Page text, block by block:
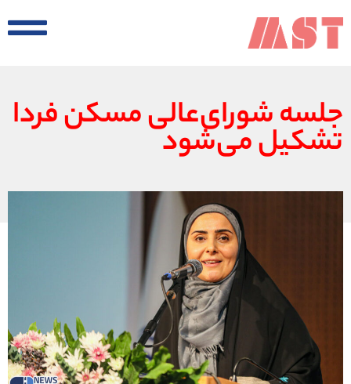
جلسه شورای‌عالی مسکن فردا
تشکیل می‌شود